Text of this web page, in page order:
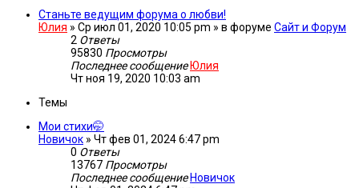
Станьте ведущим форума о любви!
Юлия » Ср июл 01, 2020 10:05 pm » в форуме Сайт и Форум
2 Ответы
95830 Просмотры
Последнее сообщение Юлия
Чт ноя 19, 2020 10:03 am
Темы
Мои стихи🤭
Новичок » Чт фев 01, 2024 6:47 pm
0 Ответы
13767 Просмотры
Последнее сообщение Новичок